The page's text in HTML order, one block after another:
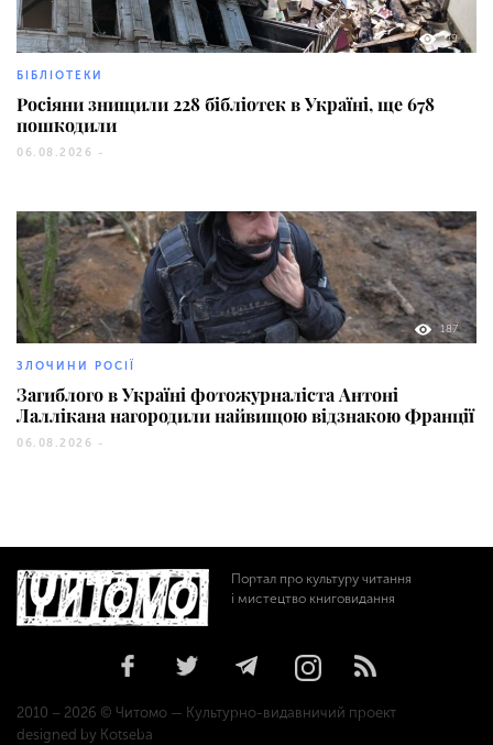
99
БІБЛІОТЕКИ
Росіяни знищили 228 бібліотек в Україні, ще 678
пошкодили
06.08.2026 -
187
ЗЛОЧИНИ РОСІЇ
Загиблого в Україні фотожурналіста Антоні
Лаллікана нагородили найвищою відзнакою Франції
06.08.2026 -
Портал про культуру читання
і мистецтво книговидання
2010 – 2026 © Читомо — Культурно-видавничий проект
designed by Kotseba